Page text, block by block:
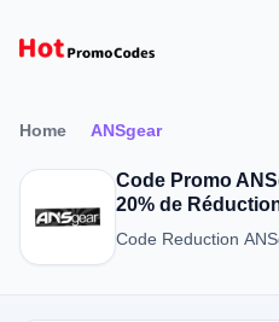
Home ANSgear
Code Promo
20% de
Code Reduction